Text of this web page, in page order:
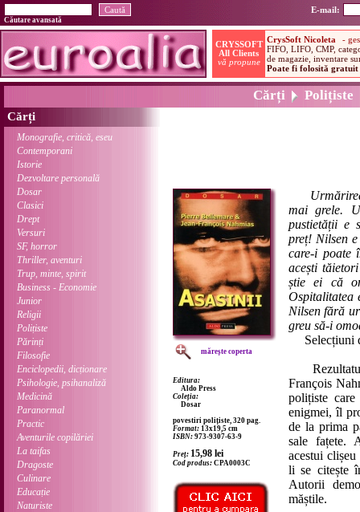
E-mail:
Căutare avansată
Cărți Polițiste
Cărți
Monografie, critică, eseu
Contemporani
Istorie
Dezvoltare personală
Dosar
Clasici
Drept
Versuri
SF, horror
Thriller, aventuri
Trup, minte, spirit
Business - Economie
Junior
Religii
Polițiste
Părinți
Filosofie
Enciclopedii, dicționare
Psihologie, psihanaliză
Medicină
Paranormal
Practic
Aventurile copilăriei
La taifas
Dragoste
Culinare
Educație
Naturiste
mărește coperta
Editura:
Aldo Press
Coleția:
Dosar
povestiri polițiste, 320 pag.
Format: 13x19,5 cm
ISBN: 973-9307-63-9
Preț: 15,98 lei
Cod produs: CPA0003C
mai grele.
pustietății e
preț! Nilsen
care-i poate
acești
știe ei că
Ospitalitatea
Nilsen fără
greu să-i
Selecțiuni
Rezultatul
François
polițiste
enigmei, îl
de la prima
sale fațete.
acestui
li se citește
Autorii
măștile.